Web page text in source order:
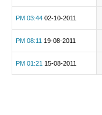
02-10-2011
03:44 PM
19-08-2011
08:11 PM
15-08-2011
01:21 PM